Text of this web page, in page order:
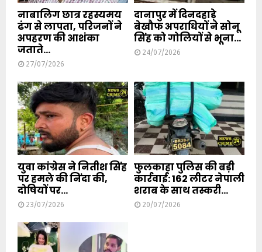
नाबालिग छात्र रहस्यमय
ढंग से लापता, परिजनों ने
अपहरण की आशंका
जताते...
27/07/2026
दानापुर में दिनदहाड़े
बेखौफ अपराधियों ने सोनू
सिंह को गोलियों से भूना...
24/07/2026
युवा कांग्रेस ने नितीश सिंह
पर हमले की निंदा की,
दोषियों पर...
23/07/2026
फुलकाहा पुलिस की बड़ी
कार्रवाई: 162 लीटर नेपाली
शराब के साथ तस्करी...
20/07/2026